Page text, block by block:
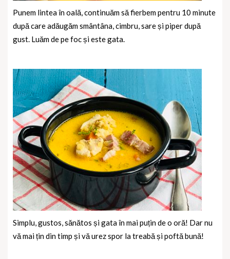
Punem lintea în oală, continuăm să fierbem pentru 10 minute
după care adăugăm smântâna, cimbru, sare și piper după
gust. Luăm de pe foc și este gata.
Simplu, gustos, sănătos și gata în mai puțin de o oră! Dar nu
vă mai țin din timp și vă urez spor la treabă și poftă bună!